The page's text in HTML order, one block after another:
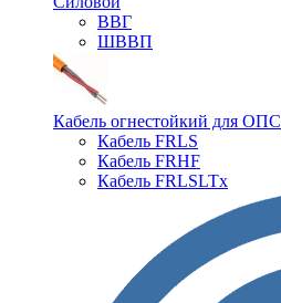
ВВГ
ШВВП
Кабель огнестойкий для ОПС
Кабель FRLS
Кабель FRHF
Кабель FRLSLTx